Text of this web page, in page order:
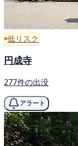
低リスク
円成寺
277件の出没
アラート